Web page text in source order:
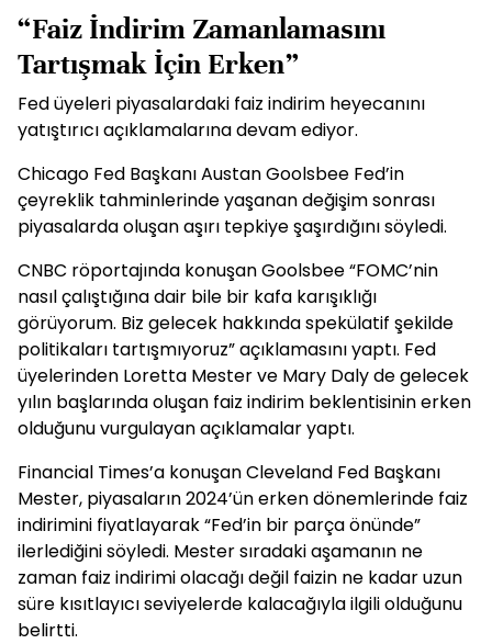
“Faiz İndirim Zamanlamasını
Tartışmak İçin Erken”
Fed üyeleri piyasalardaki faiz indirim heyecanını
yatıştırıcı açıklamalarına devam ediyor.
Chicago Fed Başkanı Austan Goolsbee Fed’in
çeyreklik tahminlerinde yaşanan değişim sonrası
piyasalarda oluşan aşırı tepkiye şaşırdığını söyledi.
CNBC röportajında konuşan Goolsbee “FOMC’nin
nasıl çalıştığına dair bile bir kafa karışıklığı
görüyorum. Biz gelecek hakkında spekülatif şekilde
politikaları tartışmıyoruz” açıklamasını yaptı. Fed
üyelerinden Loretta Mester ve Mary Daly de gelecek
yılın başlarında oluşan faiz indirim beklentisinin erken
olduğunu vurgulayan açıklamalar yaptı.
Financial Times’a konuşan Cleveland Fed Başkanı
Mester, piyasaların 2024’ün erken dönemlerinde faiz
indirimini fiyatlayarak “Fed’in bir parça önünde”
ilerlediğini söyledi. Mester sıradaki aşamanın ne
zaman faiz indirimi olacağı değil faizin ne kadar uzun
süre kısıtlayıcı seviyelerde kalacağıyla ilgili olduğunu
belirtti.